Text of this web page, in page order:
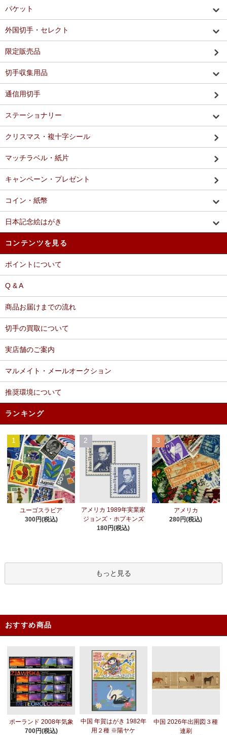
パケット
外国切手・セレクト
限定販売品
切手収集用品
通信用切手
ステーショナリー
クリスマス・複十字シール
マッチラベル・紙片
キャンペーン・プレゼント
コイン・紙幣
日本記念絵はがき
コンテンツを見る
ポイントについて
Q & A
商品お届けまでの流れ
切手の買取について
実店舗のご案内
マルメイト・メールオークション
推奨環境について
ランキング
1
ユーゴスラビア
300円(税込)
2
アメリカ 1989年実業家
ジョンズ・ホプキンズ
180円(税込)
3
アメリカ
280円(税込)
もっと見る
おすすめ商品
ポーランド 2008年気象
700円(税込)
中国 年賀はがき 1982年
用２種 ※陽ヤケ
中国 2026年出圉図３種
連刷